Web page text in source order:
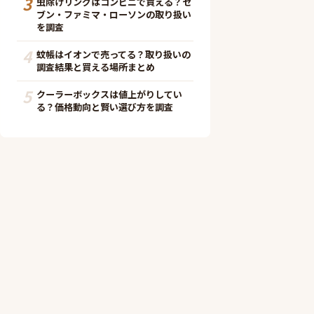
ブン・ファミマ・ローソンの取り扱い
を調査
4 蚊帳はイオンで売ってる？取り扱いの
調査結果と買える場所まとめ
5 クーラーボックスは値上がりしてい
る？価格動向と賢い選び方を調査